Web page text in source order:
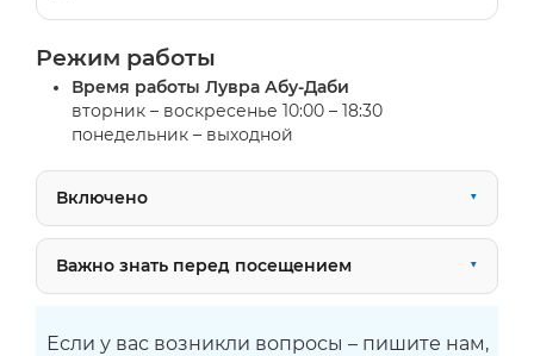
Режим работы
Время работы Лувра Абу-Даби
вторник – воскресенье 10:00 – 18:30
понедельник – выходной
Включено
Важно знать перед посещением
Если у вас возникли вопросы – пишите нам,